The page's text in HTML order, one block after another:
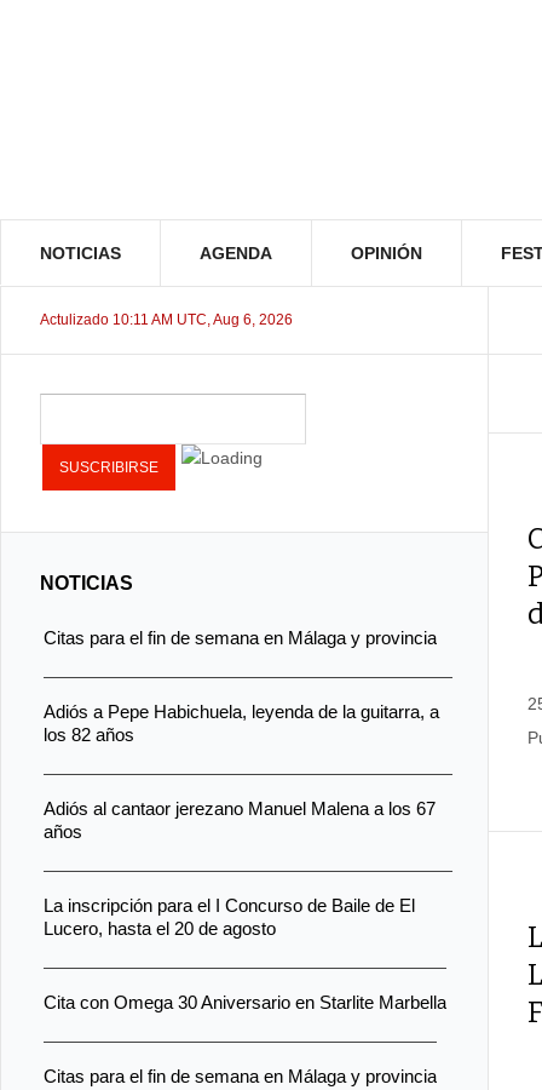
NOTICIAS AGENDA OPINIÓN
Actulizado 10:11 AM UTC, Aug 6, 2026
NOTICIAS
Citas para el fin de semana en Málaga y provincia
Adiós a Pepe Habichuela, leyenda de la guitarra, a
los 82 años
Adiós al cantaor jerezano Manuel Malena a los 67
años
La inscripción para el I Concurso de Baile de El
Lucero, hasta el 20 de agosto
Cita con Omega 30 Aniversario en Starlite Marbella
Citas para el fin de semana en Málaga y provincia